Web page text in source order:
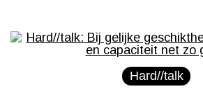
Hard//talk